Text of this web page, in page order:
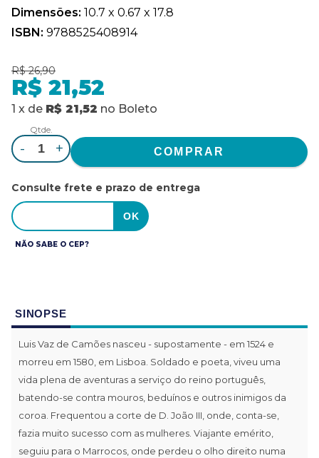
Dimensões: 10.7 x 0.67 x 17.8
ISBN: 9788525408914
R$ 26,90
R$ 21,52
1 x de R$ 21,52 no Boleto
Qtde.
- +
Consulte frete e prazo de entrega
NÃO SABE O CEP?
SINOPSE
Luis Vaz de Camões nasceu - supostamente - em 1524 e
morreu em 1580, em Lisboa. Soldado e poeta, viveu uma
vida plena de aventuras a serviço do reino português,
batendo-se contra mouros, beduínos e outros inimigos da
coroa. Frequentou a corte de D. João III, onde, conta-se,
fazia muito sucesso com as mulheres. Viajante emérito,
seguiu para o Marrocos, onde perdeu o olho direito numa